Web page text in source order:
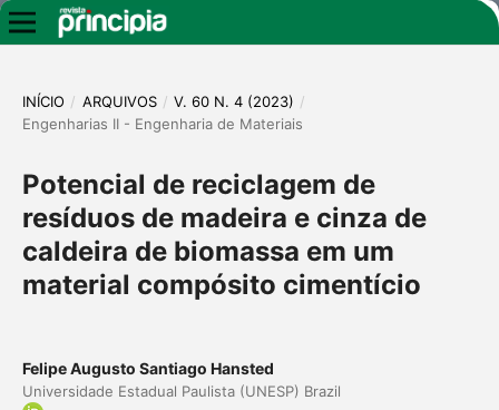
INÍCIO / ARQUIVOS / V. 60 N. 4 (2023) /
Engenharias II - Engenharia de Materiais
Potencial de reciclagem de
resíduos de madeira e cinza de
caldeira de biomassa em um
material compósito cimentício
Felipe Augusto Santiago Hansted
Universidade Estadual Paulista (UNESP) Brazil